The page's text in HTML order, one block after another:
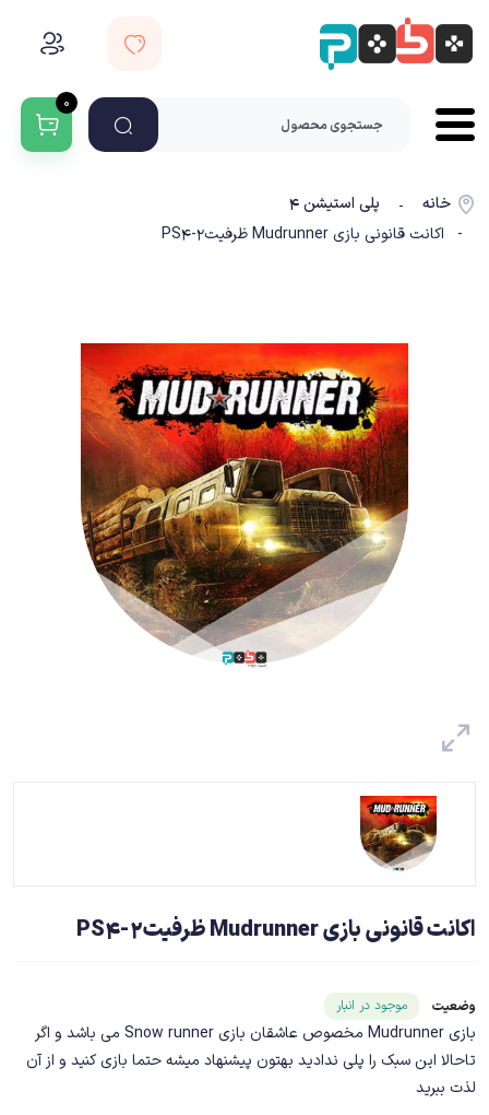
۰
خانه -
پلی استیشن ۴
- اکانت قانونی بازی Mudrunner ظرفیت2-PS4
اکانت قانونی بازی Mudrunner ظرفیت2-PS4
وضعیت موجود در انبارشناسه محصول ۲۲۸۲۵
بازی Mudrunner مخصوص عاشقان بازی Snow runner می باشد و اگر
تاحالا این سبک را پلی ندادید بهتون پیشنهاد میشه حتما بازی کنید و از آن
لذت ببرید